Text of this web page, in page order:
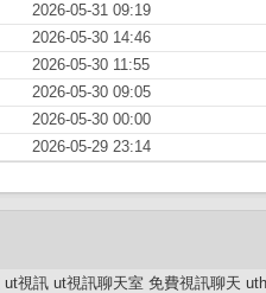
2026-05-31 09:19
2026-05-30 14:46
2026-05-30 11:55
2026-05-30 09:05
2026-05-30 00:00
2026-05-29 23:14
ut視訊 ut視訊聊天室 免費視訊聊天